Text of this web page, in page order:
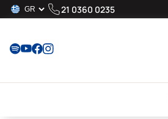
21 0360 0235